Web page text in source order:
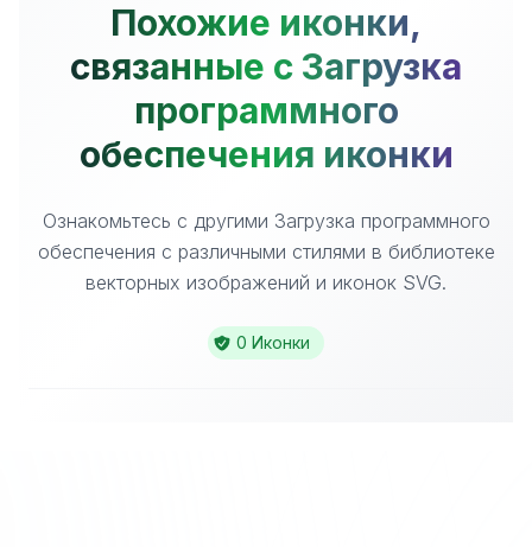
Похожие иконки,
связанные с Загрузка
программного
обеспечения иконки
Ознакомьтесь с другими Загрузка программного
обеспечения с различными стилями в библиотеке
векторных изображений и иконок SVG.
0 Иконки